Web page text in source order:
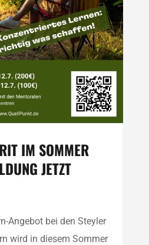
IM SOMMER
JETZT
Angebot bei den Steyler
wird in diesem Sommer